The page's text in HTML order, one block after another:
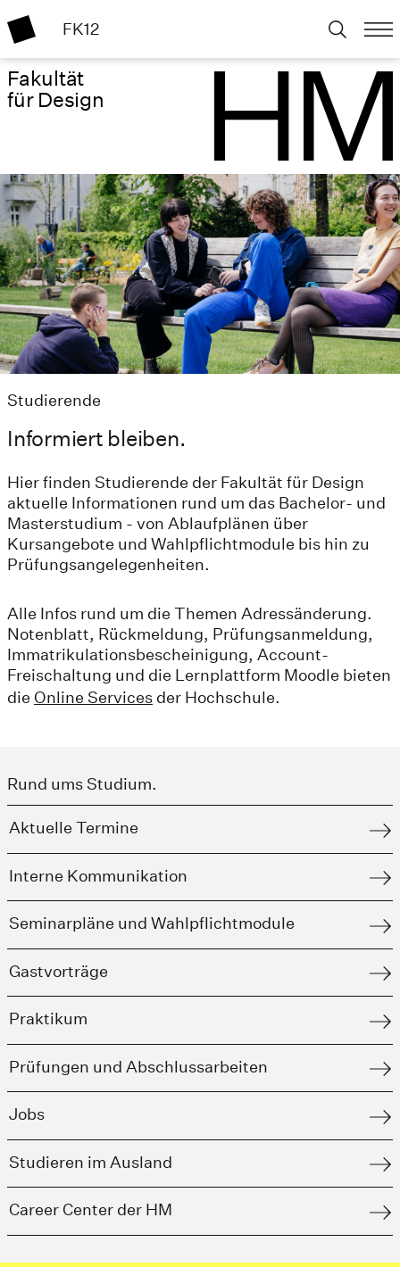
FK12
Fakultät
für Design
Studierende
Informiert bleiben.
Hier finden Studierende der Fakultät für Design
aktuelle Informationen rund um das Bachelor- und
Masterstudium - von Ablaufplänen über
Kursangebote und Wahlpflichtmodule bis hin zu
Prüfungsangelegenheiten.
Alle Infos rund um die Themen Adressänderung.
Notenblatt, Rückmeldung, Prüfungsanmeldung,
Immatrikulationsbescheinigung, Account-
Freischaltung und die Lernplattform Moodle bieten
die Online Services der Hochschule.
Rund ums Studium.
Aktuelle Termine
Interne Kommunikation
Seminarpläne und Wahlpflichtmodule
Gastvorträge
Praktikum
Prüfungen und Abschlussarbeiten
Jobs
Studieren im Ausland
Career Center der HM